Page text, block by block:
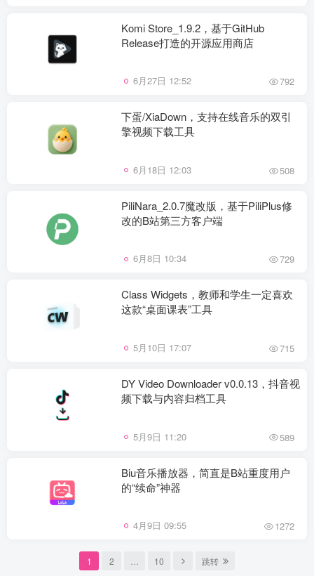
Komi Store_1.9.2，基于GitHub
Release打造的开源应用商店
6月27日 12:52 792
下蛋/XiaDown，支持在线音乐的双引
擎视频下载工具
6月18日 12:03 508
PiliNara_2.0.7魔改版，基于PiliPlus修
改的B站第三方客户端
6月8日 10:34 729
Class Widgets，教师和学生一定喜欢
这款“桌面课表”工具
5月10日 17:07 715
DY Video Downloader v0.0.13，抖音视
频下载与内容归档工具
5月9日 11:20 589
Biu音乐播放器，简直是B站重度用户
的“续命”神器
4月9日 09:55 1272
1 2 10 跳转